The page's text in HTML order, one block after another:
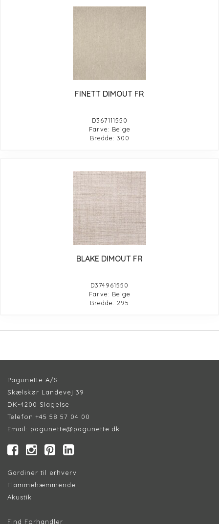
FINETT DIMOUT FR
D367111550
Farve: Beige
Bredde: 300
BLAKE DIMOUT FR
D374961550
Farve: Beige
Bredde: 295
Pagunette A/S
Skælskør Landevej 39
DK-4200 Slagelse
Telefon:+45 58 57 04 00
Email: pagunette@pagunette.dk
Gardiner til erhverv
Flammehæmmende
Akustik
Find Forhandler